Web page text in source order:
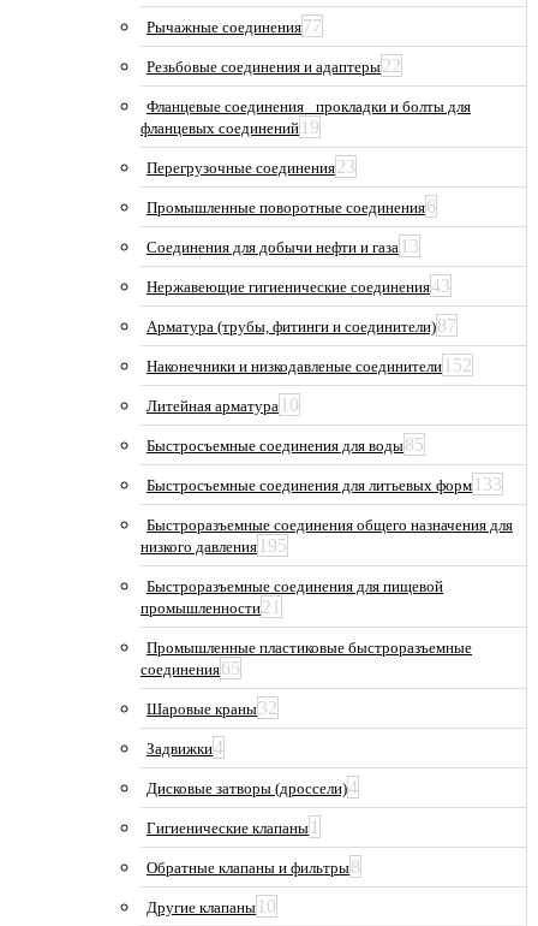
Рычажные соединения77
Резьбовые соединения и адаптеры22
Фланцевые соединения_ прокладки и болты для
фланцевых соединений 19
Перегрузочные соединения23
Промышленные поворотные соединения6
Соединения для добычи нефти и газа 13
Нержавеющие гигиенические соединения43
Арматура (трубы, фитинги и соединители)87
Наконечники и низкодавленые соединители 152
Литейная арматура 10
Быстросъемные соединения для воды85
Быстросъемные соединения для литьевых форм 133
Быстроразъемные соединения общего назначения для
низкого давления 195
Быстроразъемные соединения для пищевой
промышленности21
Промышленные пластиковые быстроразъемные
соединения65
Шаровые краны32
Задвижки4
Дисковые затворы (дроссели)4
Гигиенические клапаны 1
Обратные клапаны и фильтры8
Другие клапаны 10